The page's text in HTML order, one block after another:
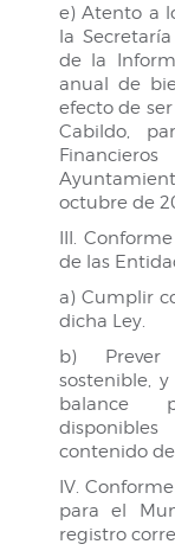
e) Atento a
la
de la
anual de
efecto de
Cabildo,
octubre de
III.
de las
a) Cumplir
dicha Ley.
b) Prever
sostenible,
balance
contenido
IV.
para el
registro